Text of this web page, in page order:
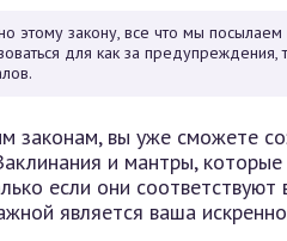
этому закону, все что мы
для как за
законам, вы уже сможете
и мантры,
если они
является ваша